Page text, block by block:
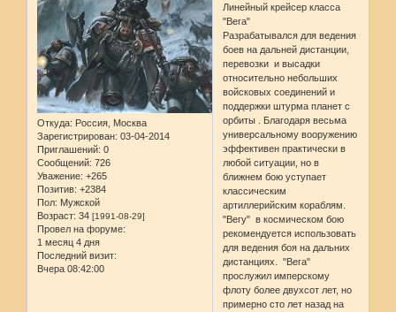
Откуда: Россия, Москва
Зарегистрирован: 03-04-2014
Приглашений: 0
Сообщений: 726
Уважение: +265
Позитив: +2384
Пол: Мужской
Возраст: 34 [1991-08-29]
Провел на форуме:
1 месяц 4 дня
Последний визит:
Вчера 08:42:00
Линейный крейсер класса
"Вега"
Разрабатывался для ведения
боев на дальней дистанции,
перевозки и высадки
относительно небольших
войсковых соединений и
поддержки штурма планет с
орбиты . Благодаря весьма
универсальному вооружению
эффективен практически в
любой ситуации, но в
ближнем бою уступает
классическим
артиллерийским кораблям.
"Вегу" в космическом бою
рекомендуется использовать
для ведения боя на дальних
дистанциях. "Вега"
прослужил имперскому
флоту более двухсот лет, но
примерно сто лет назад на